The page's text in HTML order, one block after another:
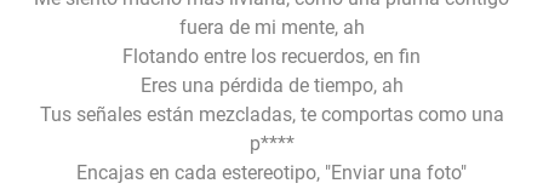
fuera de mi mente, ah
Flotando entre los recuerdos, en fin
Eres una pérdida de tiempo, ah
Tus señales están mezcladas, te comportas como una
p****
Encajas en cada estereotipo, "Enviar una foto"